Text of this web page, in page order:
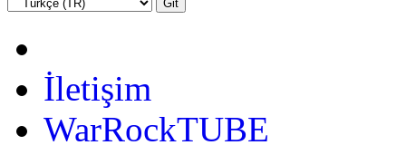
İletişim
WarRockTUBE